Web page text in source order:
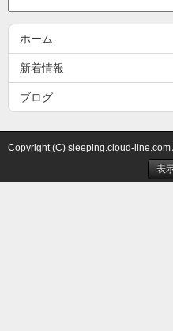
ホーム
新着情報
ブログ
Copyright (C) sleeping.cloud-line.com
表